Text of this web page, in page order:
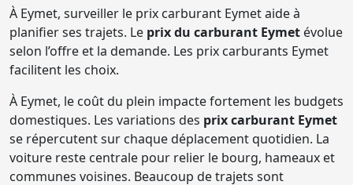
À Eymet, surveiller le prix carburant Eymet aide à
planifier ses trajets. Le prix du carburant Eymet évolue
selon l’offre et la demande. Les prix carburants Eymet
facilitent les choix.
À Eymet, le coût du plein impacte fortement les budgets
domestiques. Les variations des prix carburant Eymet
se répercutent sur chaque déplacement quotidien. La
voiture reste centrale pour relier le bourg, hameaux et
communes voisines. Beaucoup de trajets sont